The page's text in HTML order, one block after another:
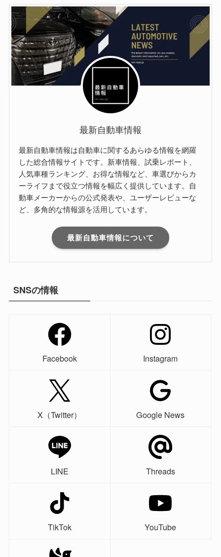
最新自動車情報
最新自動車情報は自動車に関するあらゆる情報を網羅
した総合情報サイトです。新車情報、試乗レポート、
人気車種ランキング、お得な情報など、車選びからカ
ーライフまで役立つ情報を幅広く提供しています。自
動車メーカーからの公式発表や、ユーザーレビューな
ど、多角的な情報源を活用しています。
最新自動車情報について
SNSの情報
Facebook Instagram
X（Twitter） Google News
LINE Threads
TikTok YouTube